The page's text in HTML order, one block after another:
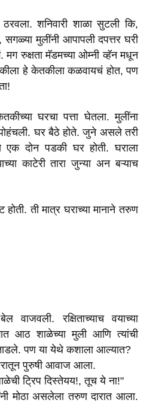
शनिवारी शाळा सुटली कि,
सगळ्या मुलींनी आपापली दपत्तर घरी
रुक्षता मॅडमच्या ओम्नी व्हॅन मधून
हे केतकीला कळवायचं होत, पण
घरचा पत्ता घेतला. मुलींना
घर बैठे होते. जुने असले तरी
दोन पडकी घर होती. घराला
काटेरी तारा जुन्या अन बऱ्याच
होती. ती मात्र घराच्या मानाने तरुण
वाजवली. रक्षिताच्याच वयाच्या
आठ शाळेच्या मुली आणि त्यांची
पण या येथे कशाला आल्यात?
पुरुषी आवाज आला.
ट्रिप दिस्तेयय!, तूच ये ना!"
मोठा असलेला तरुण दारात आला.